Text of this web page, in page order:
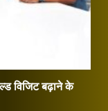
विजिट बढ़ाने के